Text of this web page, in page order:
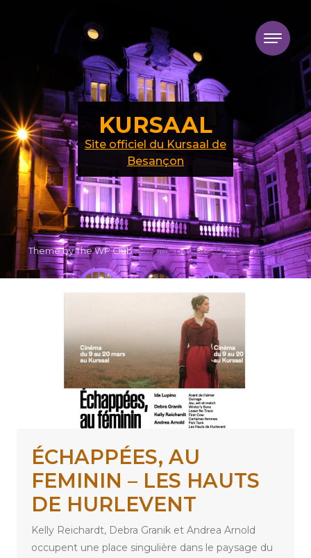
ÉCHAPPÉES, AU
FEMININ – LES HAUTS
DE HURLEVENT
Kelly Reichardt, Debra Granik et Andrea Arnold
occupent une place singulière dans le paysage du
KURSAAL
Site officiel du Kursaal de
Besançon
Theme by The WP Club .Proudly powered by WordPress